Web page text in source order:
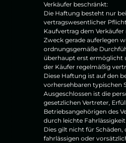
Verkäufer beschränkt:
Die Haftung besteht nur
vertragswesentlicher
Kaufvertrag dem
Zweck gerade auferlegen
ordnungsgemäße
überhaupt erst ermöglicht
der Käufer regelmäßig
Diese Haftung ist auf den
vorhersehbaren typischen
Ausgeschlossen ist die
gesetzlichen Vertreter,
Betriebsangehörigen des
durch leichte
Dies gilt nicht für Schäden,
fahrlässigen oder